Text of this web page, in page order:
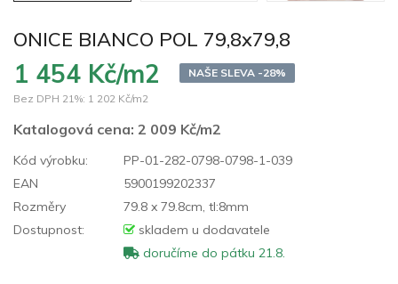
ONICE BIANCO POL 79,8x79,8
1 454 Kč/m2
NAŠE SLEVA -28%
Bez DPH 21%: 1 202 Kč/m2
Katalogová cena: 2 009 Kč/m2
Kód výrobku:
PP-01-282-0798-0798-1-039
EAN
5900199202337
Rozměry
79.8 x 79.8cm, tl:8mm
Dostupnost:
skladem u dodavatele
doručíme do pátku 21.8.